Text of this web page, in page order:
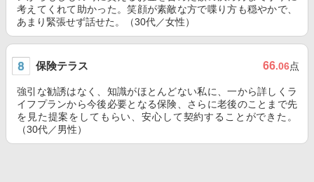
考えてくれて助かった。笑顔が素敵な方で喋り方も穏やかで、
あまり緊張せず話せた。（30代／女性）
保険テラス 66.06点
強引な勧誘はなく、知識がほとんどない私に、一から詳しくラ
イフプランから今後必要となる保険、さらに老後のことまで先
を見た提案をしてもらい、安心して契約することができた。
（30代／男性）